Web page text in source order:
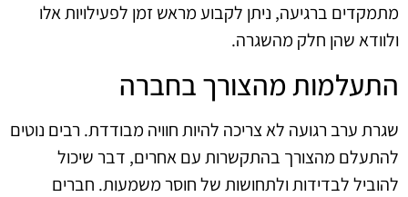
מתמקדים ברגיעה, ניתן לקבוע מראש זמן לפעילויות אלו
ולוודא שהן חלק מהשגרה.
התעלמות מהצורך בחברה
שגרת ערב רגועה לא צריכה להיות חוויה מבודדת. רבים נוטים
להתעלם מהצורך בהתקשרות עם אחרים, דבר שיכול
להוביל לבדידות ולתחושות של חוסר משמעות. חברים